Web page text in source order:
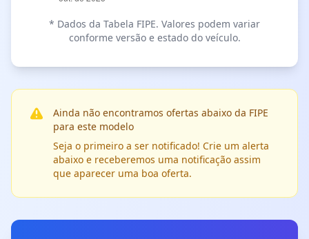
* Dados da Tabela FIPE. Valores podem variar
conforme versão e estado do veículo.
Ainda não encontramos ofertas abaixo da FIPE
para este modelo
Seja o primeiro a ser notificado! Crie um alerta
abaixo e receberemos uma notificação assim
que aparecer uma boa oferta.